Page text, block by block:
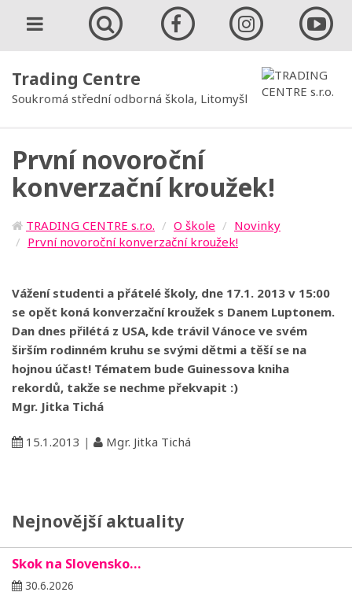
Trading Centre
Soukromá střední odborná škola, Litomyšl
První novoroční
konverzační kroužek!
TRADING CENTRE s.r.o. O škole
Novinky
První novoroční konverzační kroužek!
Vážení studenti a přátelé školy, dne 17.1. 2013 v 15:00
se opět koná konverzační kroužek s Danem Luptonem.
Dan dnes přilétá z USA, kde trávil Vánoce ve svém
širším rodinném kruhu se svými dětmi a těší se na
hojnou účast! Tématem bude Guinessova kniha
rekordů, takže se nechme překvapit :)
Mgr. Jitka Tichá
15.1.2013 | Mgr. Jitka Tichá
Nejnovější aktuality
Skok na Slovensko…
30.6.2026